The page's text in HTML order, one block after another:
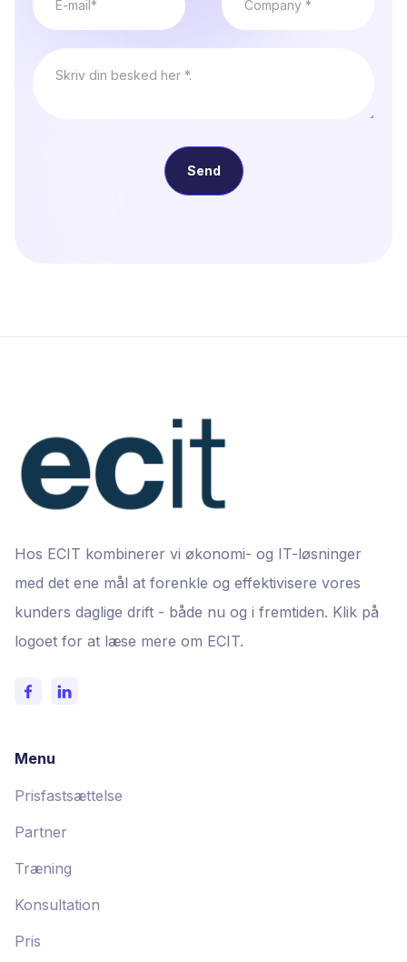
Hos ECIT kombinerer vi økonomi- og IT-løsninger
med det ene mål at forenkle og effektivisere vores
kunders daglige drift - både nu og i fremtiden. Klik på
logoet for at læse mere om ECIT.
Menu
Prisfastsættelse
Partner
Træning
Konsultation
Pris